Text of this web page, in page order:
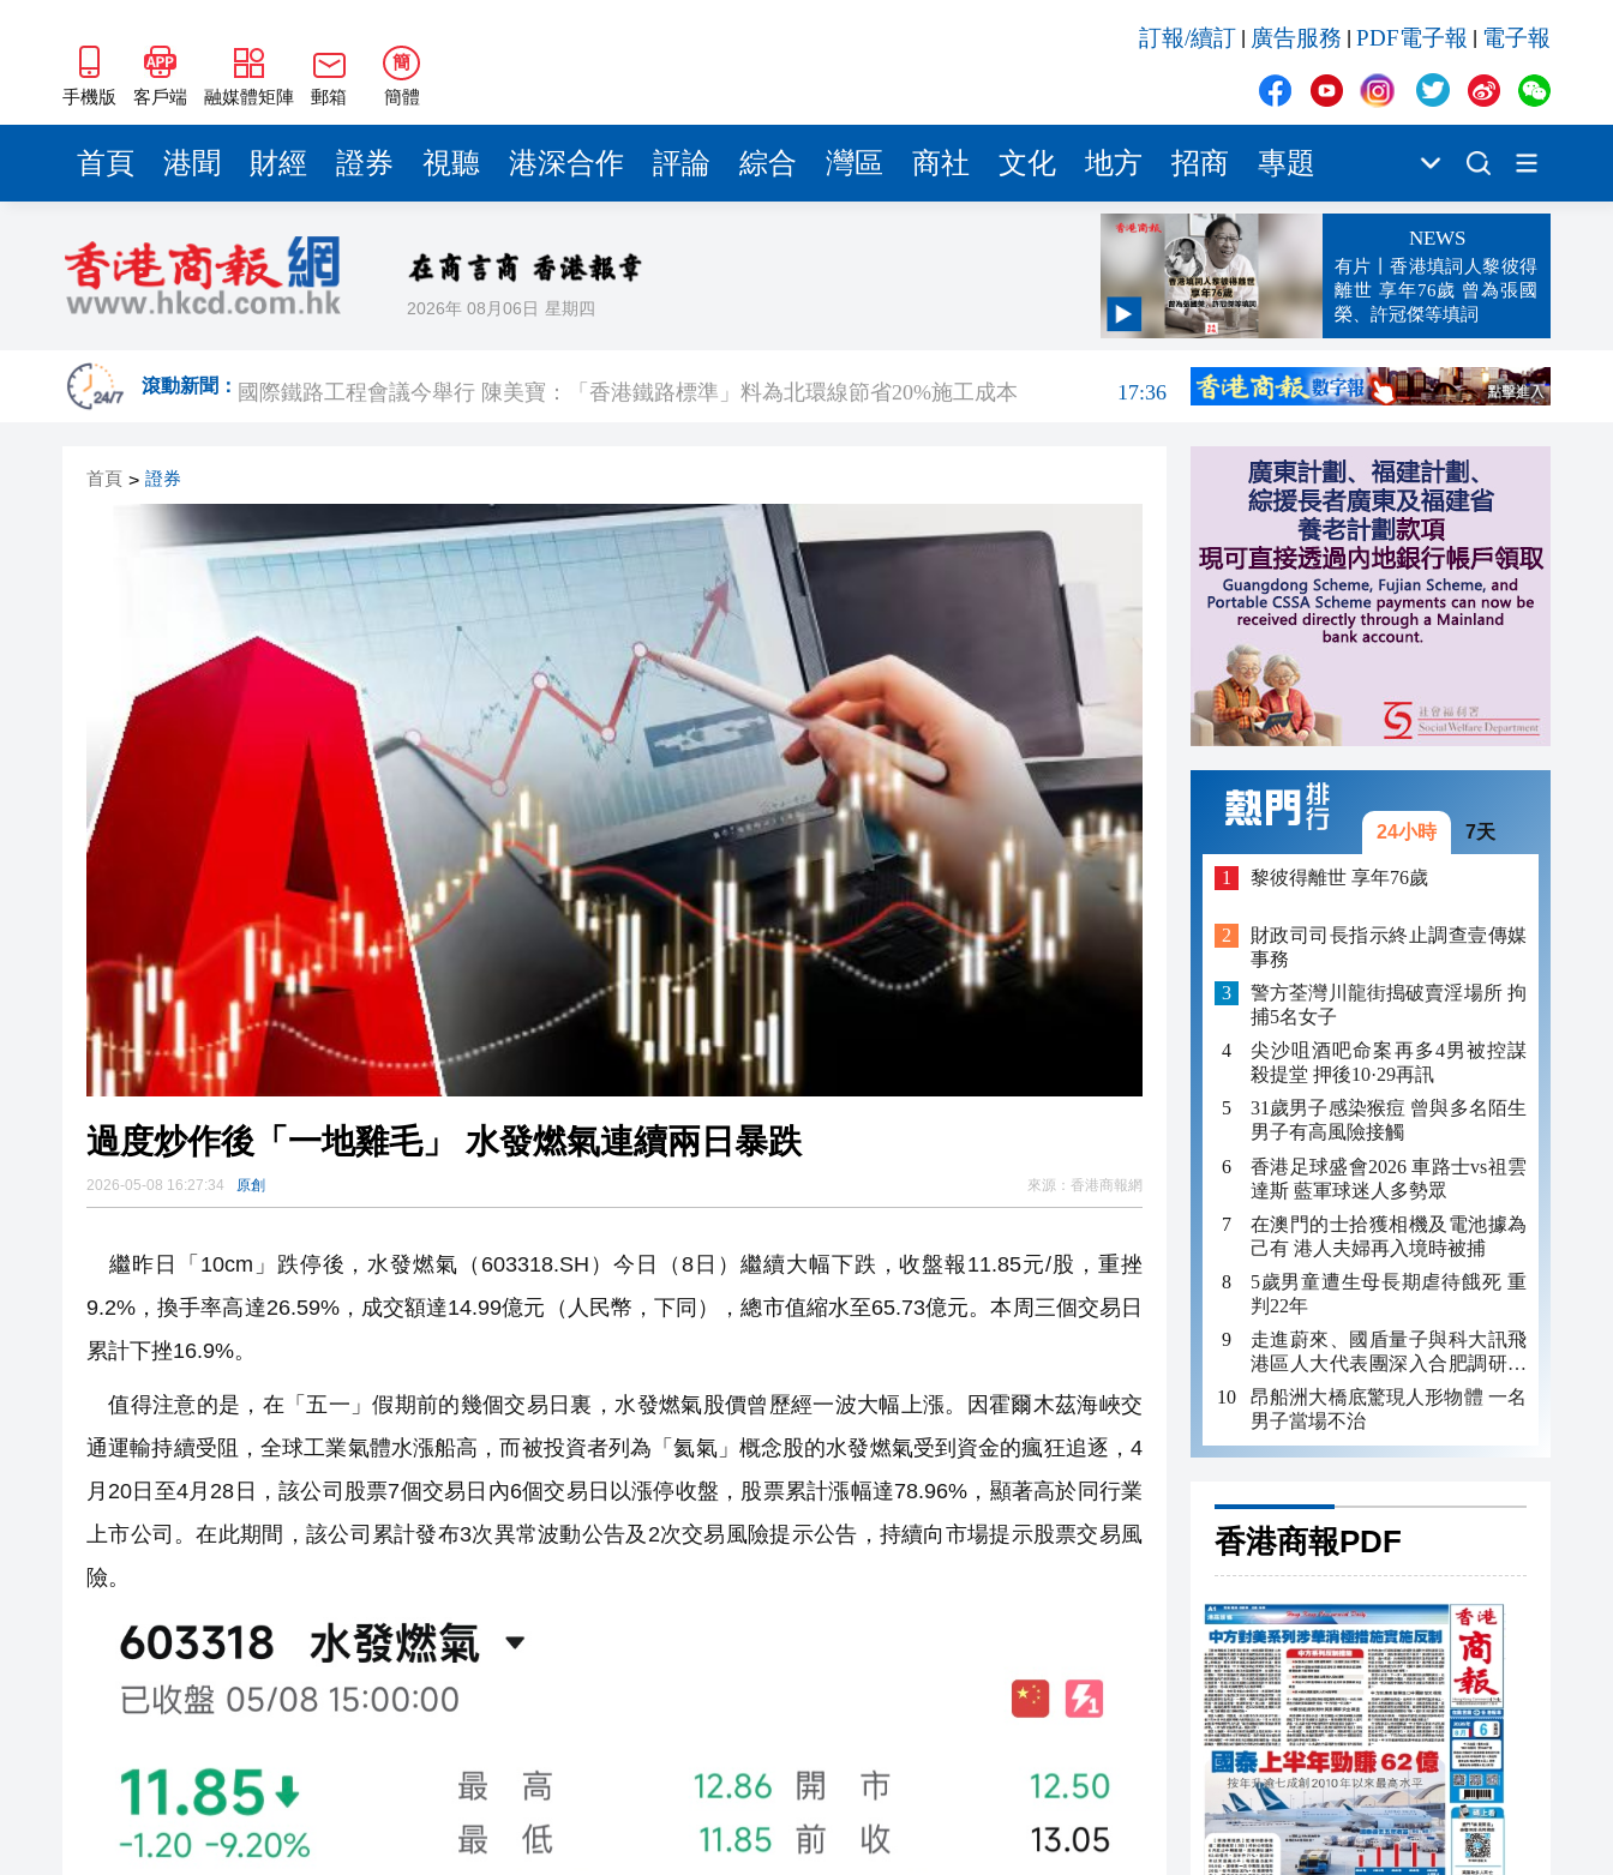
手機版 客戶端 融媒體矩陣 郵箱
簡
簡體
訂報/續訂 廣告服務 PDF電子報 電子報
首頁 港聞 財經 證券 視聽 港深合作 評論 綜合 灣區 商社 文化 地方 招商 專題
2026年 08月06日 星期四
NEWS
有片丨香港填詞人黎彼得
離世 享年76歲 曾為張國
榮、許冠傑等填詞
滾動新聞：
17:44
國際鐵路工程會議今舉行 陳美寶：「香港鐵路標準」料為北環線節省20%施工成本
17:36
食環署引入內地捕蚊神器「吞天蛙」
張國榮70誕辰音樂會將不設直播 陳淑芬構思1956部無人機賀壽
東野圭吾遺作《永恆的記憶》發售
有片丨特朗普快步阻止男童險摔下台 笑稱：我不想他像拜登一樣摔倒
首頁 > 證券
過度炒作後「一地雞毛」 水發燃氣連續兩日暴跌
2026-05-08 16:27:34 原創 來源： 香港商報網
繼昨日「10cm」跌停後，水發燃氣（603318.SH）今日（8日）繼續大幅下跌，收盤報11.85元/股，重挫
9.2%，換手率高達26.59%，成交額達14.99億元（人民幣，下同），總市值縮水至65.73億元。本周三個交易日
累計下挫16.9%。
值得注意的是，在「五一」假期前的幾個交易日裏，水發燃氣股價曾歷經一波大幅上漲。因霍爾木茲海峽交
通運輸持續受阻，全球工業氣體水漲船高，而被投資者列為「氦氣」概念股的水發燃氣受到資金的瘋狂追逐，4
月20日至4月28日，該公司股票7個交易日內6個交易日以漲停收盤，股票累計漲幅達78.96%，顯著高於同行業
上市公司。在此期間，該公司累計發布3次異常波動公告及2次交易風險提示公告，持續向市場提示股票交易風
險。
24小時 7天
黎彼得離世 享年76歲
財政司司長指示終止調查壹傳媒
事務
警方荃灣川龍街搗破賣淫場所 拘
捕5名女子
尖沙咀酒吧命案再多4男被控謀
殺提堂 押後10·29再訊
31歲男子感染猴痘 曾與多名陌生
男子有高風險接觸
香港足球盛會2026 車路士vs祖雲
達斯 藍軍球迷人多勢眾
在澳門的士拾獲相機及電池據為
己有 港人夫婦再入境時被捕
5歲男童遭生母長期虐待餓死 重
判22年
走進蔚來、國盾量子與科大訊飛
港區人大代表團深入合肥調研科
創成果
昂船洲大橋底驚現人形物體 一名
男子當場不治
香港商報PDF